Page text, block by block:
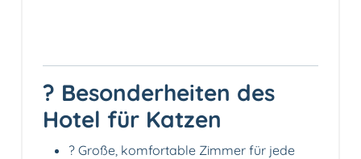
? Besonderheiten des
Hotel für Katzen
? Große, komfortable Zimmer für jede